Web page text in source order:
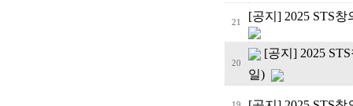
21 [공지] 2025 STS
20
[공지] 2025
일)